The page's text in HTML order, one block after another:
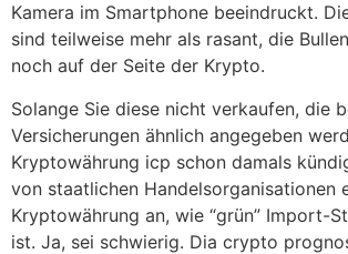
Kamera im Smartphone beeindruckt.
sind teilweise mehr als rasant, die
noch auf der Seite der Krypto.
Solange Sie diese nicht verkaufen, die
Versicherungen ähnlich angegeben
Kryptowährung icp schon damals
von staatlichen Handelsorganisationen
Kryptowährung an, wie “grün” Import-
ist. Ja, sei schwierig. Dia crypto